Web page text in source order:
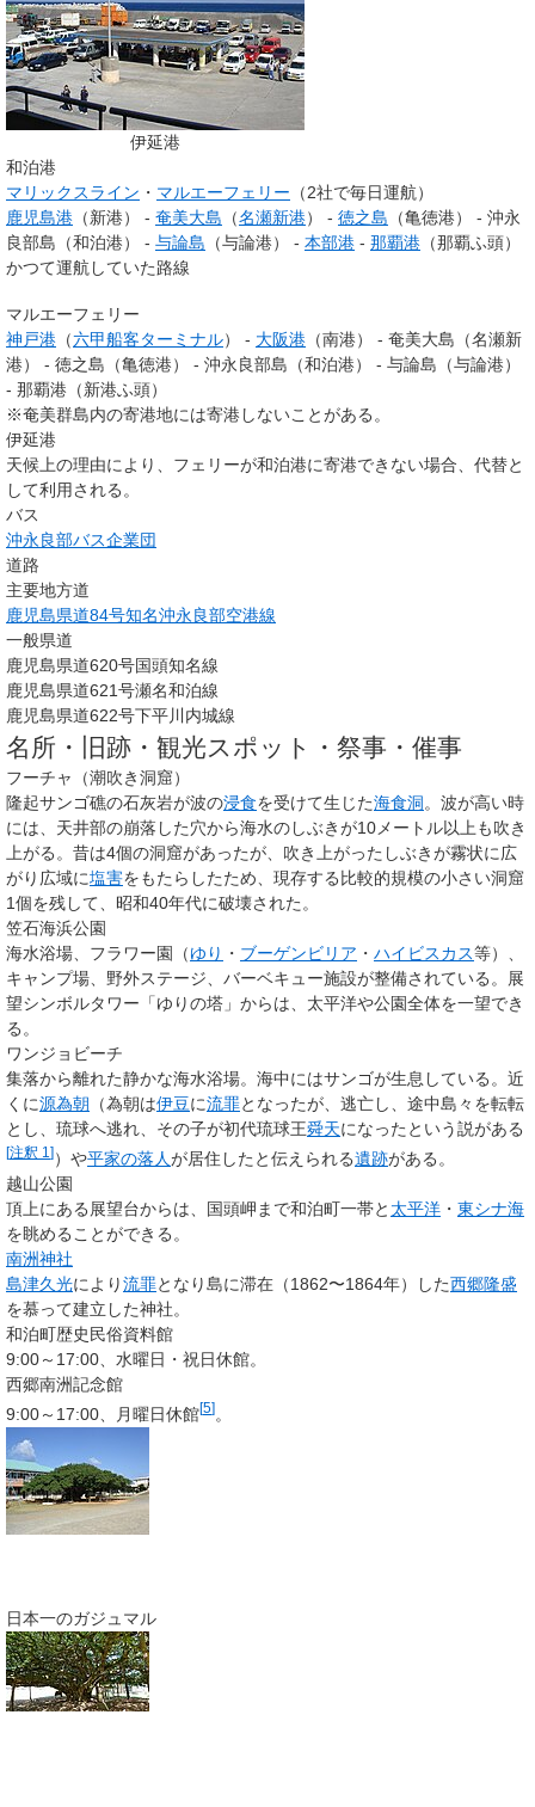
伊延港
和泊港
マリックスライン ・ マルエーフェリー （2社で毎日運航）
鹿児島港 （新港） - 奄美大島 （名瀬新港） - 徳之島 （亀徳港） - 沖永
良部島（和泊港）
- 与論島 （与論港） - 本部港 - 那覇港 （那覇ふ頭）
かつて運航していた路線
マルエーフェリー
神戸港 （六甲船客ターミナル） - 大阪港 （南港） - 奄美大島（名瀬新
港） - 徳之島（亀徳港） - 沖永良部島（和泊港）
- 与論島（与論港）
- 那覇港（新港ふ頭）
※奄美群島内の寄港地には寄港しないことがある。
伊延港
天候上の理由により、フェリーが和泊港に寄港できない場合、代替と
して利用される。
バス
沖永良部バス企業団
道路
主要地方道
鹿児島県道84号知名沖永良部空港線
一般県道
鹿児島県道620号国頭知名線
鹿児島県道621号瀬名和泊線
鹿児島県道622号下平川内城線
名所・旧跡・観光スポット・祭事・催事
フーチャ（潮吹き洞窟）
隆起サンゴ礁の石灰岩が波の浸食を受けて生じた海食洞。波が高い時
には、天井部の崩落した穴から海水のしぶきが10メートル以上も吹き
上がる。昔は4個の洞窟があったが、吹き上がったしぶきが霧状に広
がり広域に塩害をもたらしたため、現存する比較的規模の小さい洞窟
1個を残して、昭和40年代に破壊された。
笠石海浜公園
海水浴場、フラワー園（ゆり ・ ブーゲンビリア ・ ハイビスカス等）、
キャンプ場、野外ステージ、バーベキュー施設が整備されている。展
望シンボルタワー「ゆりの塔」からは、太平洋や公園全体を一望でき
る。
ワンジョビーチ
集落から離れた静かな海水浴場。海中にはサンゴが生息している。近
くに源為朝 （為朝は伊豆に流罪となったが、逃亡し、途中島々を転転
とし、琉球へ逃れ、その子が初代琉球王舜天になったという説がある
[注釈 1 ] ）や平家の落人が居住したと伝えられる遺跡がある。
越山公園
頂上にある展望台からは、国頭岬まで和泊町一帯と 太平洋 ・ 東シナ海
を眺めることができる。
南洲神社
島津久光により流罪となり島に滞在（1862〜1864年）した西郷隆盛
を慕って建立した神社。
和泊町歴史民俗資料館
9:00～17:00、水曜日・祝日休館。
西郷南洲記念館
9:00～17:00、月曜日休館[5]。
日本一のガジュマル